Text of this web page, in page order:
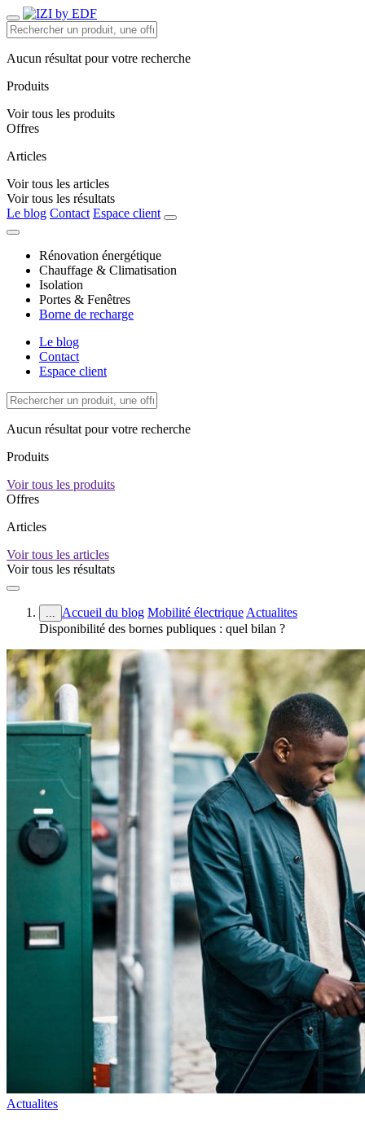
Aucun résultat pour votre recherche
Produits
Voir tous les produits
Offres
Articles
Voir tous les articles
Voir tous les résultats
Le blog Contact Espace client
Rénovation énergétique
Chauffage & Climatisation
Isolation
Portes & Fenêtres
Borne de recharge
Le blog
Contact
Espace client
Aucun résultat pour votre recherche
Produits
Voir tous les produits
Offres
Articles
Voir tous les articles
Voir tous les résultats
... Accueil du blog Mobilité électrique Actualites
Disponibilité des bornes publiques : quel bilan ?
Actualites